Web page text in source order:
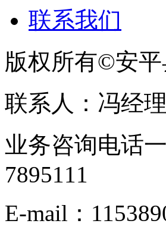
联系我们
版权所有©安
联系人：冯经
业务咨询电话
7895111
E-mail：